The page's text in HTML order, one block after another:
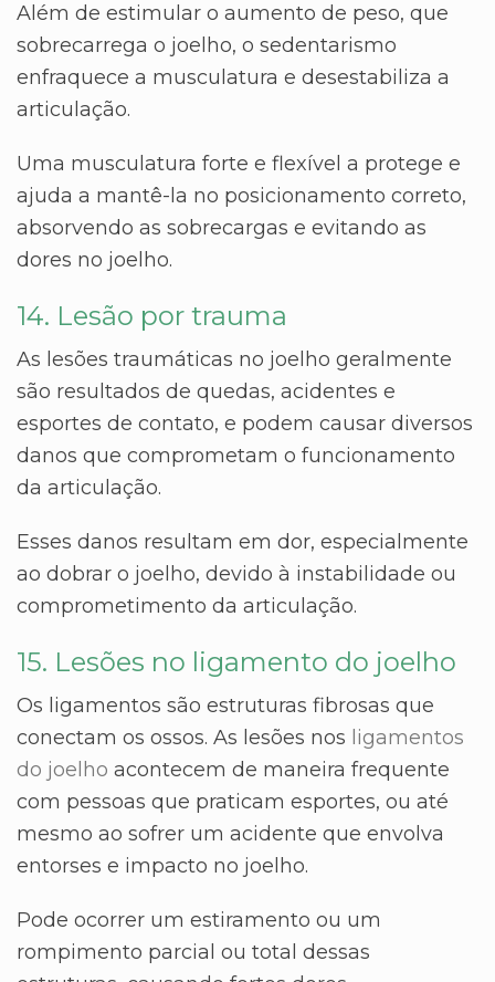
Além de estimular o aumento de peso, que
sobrecarrega o joelho, o sedentarismo
enfraquece a musculatura e desestabiliza a
articulação.
Uma musculatura forte e flexível a protege e
ajuda a mantê-la no posicionamento correto,
absorvendo as sobrecargas e evitando as
dores no joelho.
14. Lesão por trauma
As lesões traumáticas no joelho geralmente
são resultados de quedas, acidentes e
esportes de contato, e podem causar diversos
danos que comprometam o funcionamento
da articulação.
Esses danos resultam em dor, especialmente
ao dobrar o joelho, devido à instabilidade ou
comprometimento da articulação.
15. Lesões no ligamento do joelho
Os ligamentos são estruturas fibrosas que
conectam os ossos. As lesões nos ligamentos
do joelho acontecem de maneira frequente
com pessoas que praticam esportes, ou até
mesmo ao sofrer um acidente que envolva
entorses e impacto no joelho.
Pode ocorrer um estiramento ou um
rompimento parcial ou total dessas